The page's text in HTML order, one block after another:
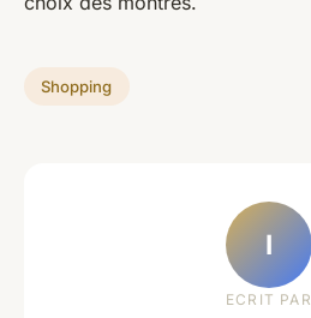
Shopping
I
ECRIT PAR